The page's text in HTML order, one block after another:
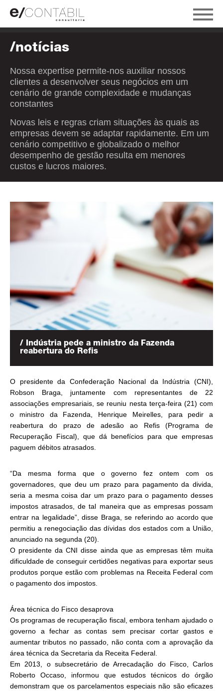
/notícias
Nossa expertise permite-nos auxiliar nossos
clientes a desenvolver seus negócios em um
cenário de grande complexidade e mudanças
constantes
Novas leis e regras criam situações às quais as
empresas devem se adaptar rapidamente. Em um
cenário competitivo e globalizado o melhor
desempenho de gestão resulta em menores
custos e lucros maiores.
/ Indústria pede a ministro da Fazenda
reabertura do Refis
O presidente da Confederação Nacional da Indústria (CNI),
Robson Braga, juntamente com representantes de 22
associações empresariais, se reuniu nesta terça-feira (21) com
o ministro da Fazenda, Henrique Meirelles, para pedir a
reabertura do prazo de adesão ao Refis (Programa de
Recuperação Fiscal), que dá benefícios para que empresas
paguem débitos atrasados.
“Da mesma forma que o governo fez ontem com os
governadores, que deu um prazo para pagamento da divida,
seria a mesma coisa dar um prazo para o pagamento desses
impostos atrasados, de tal maneira que as empresas possam
entrar na legalidade”, disse Braga, se referindo ao acordo que
permitiu a renegociação das dívidas dos estados com a União,
anunciado na segunda (20).
O presidente da CNI disse ainda que as empresas têm muita
dificuldade de conseguir certidões negativas para exportar seus
produtos porque estão com problemas na Receita Federal com
o pagamento dos impostos.
Área técnica do Fisco desaprova
Os programas de recuperação fiscal, embora tenham ajudado o
governo a fechar as contas sem precisar cortar gastos e
aumentar tributos no passado, não conta com a aprovação da
área técnica da Secretaria da Receita Federal.
Em 2013, o subsecretário de Arrecadação do Fisco, Carlos
Roberto Occaso, informou que estudos técnicos do órgão
demonstram que os parcelamentos especiais não são eficazes